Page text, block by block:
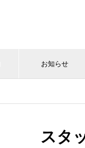
お知らせ
スタ